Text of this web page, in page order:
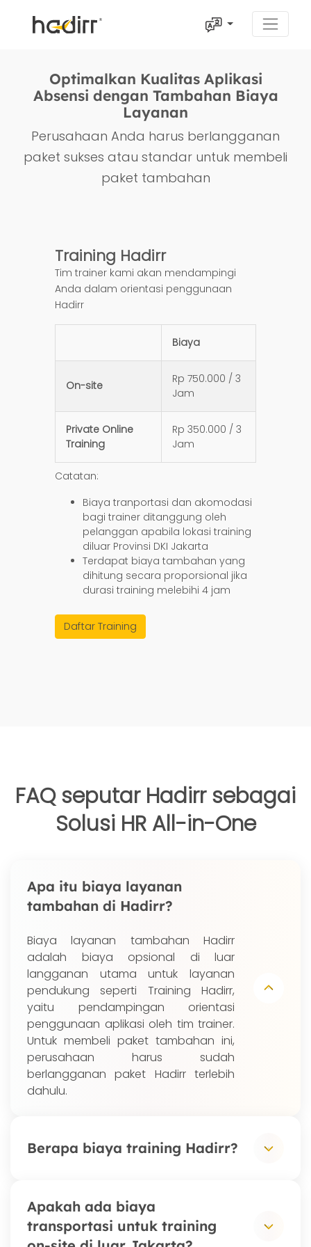
Optimalkan Kualitas Aplikasi
Absensi dengan Tambahan Biaya
Layanan
Perusahaan Anda harus berlangganan
paket sukses atau standar untuk membeli
paket tambahan
Training Hadirr
Tim trainer kami akan mendampingi
Anda dalam orientasi penggunaan
Hadirr
Biaya
On-site
Rp 750.000 / 3
Jam
Private Online
Training
Rp 350.000 / 3
Jam
Catatan:
Biaya tranportasi dan akomodasi
bagi trainer ditanggung oleh
pelanggan apabila lokasi training
diluar Provinsi DKI Jakarta
Terdapat biaya tambahan yang
dihitung secara proporsional jika
durasi training melebihi 4 jam
Daftar Training
FAQ seputar Hadirr sebagai
Solusi HR All-in-One
Apa itu biaya layanan
tambahan di Hadirr?
Biaya layanan tambahan Hadirr
adalah biaya opsional di luar
langganan utama untuk layanan
pendukung seperti Training Hadirr,
yaitu pendampingan orientasi
penggunaan aplikasi oleh tim trainer.
Untuk membeli paket tambahan ini,
perusahaan harus sudah
berlangganan paket Hadirr terlebih
dahulu.
Berapa biaya training Hadirr?
Training Hadirr tersedia dalam dua
pilihan: On-site (trainer datang ke
lokasi Anda) seharga $105 per 3 jam,
Apakah ada biaya
transportasi untuk training